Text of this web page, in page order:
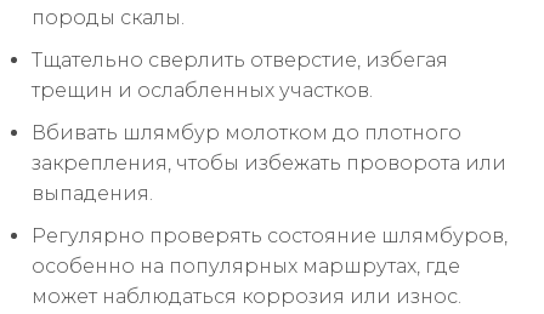
породы скалы.
Тщательно сверлить отверстие, избегая
трещин и ослабленных участков.
Вбивать шлямбур молотком до плотного
закрепления, чтобы избежать проворота или
выпадения.
Регулярно проверять состояние шлямбуров,
особенно на популярных маршрутах, где
может наблюдаться коррозия или износ.